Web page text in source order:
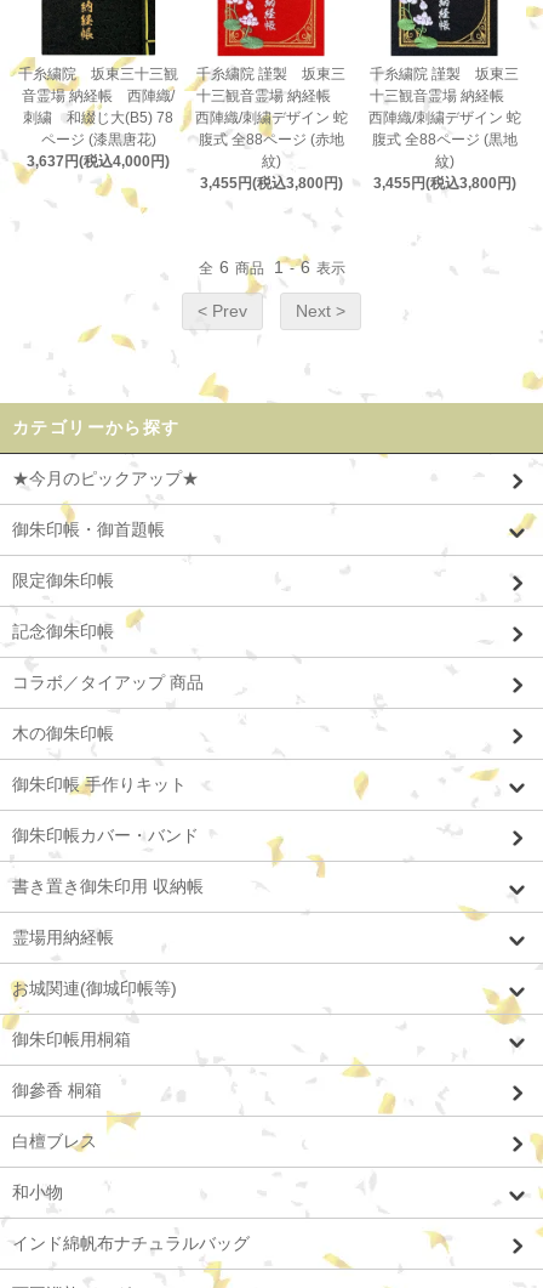
千糸繍院 坂東三十三観
音霊場 納経帳 西陣織/
刺繍 和綴じ大(B5) 78
ページ (漆黒唐花)
3,637円(税込4,000円)
千糸繍院 謹製 坂東三
十三観音霊場 納経帳
西陣織/刺繍デザイン 蛇
腹式 全88ページ (赤地
紋)
3,455円(税込3,800円)
千糸繍院 謹製 坂東三
十三観音霊場 納経帳
西陣織/刺繍デザイン 蛇
腹式 全88ページ (黒地
紋)
3,455円(税込3,800円)
全 6 商品 1 - 6 表示
< Prev Next >
カテゴリーから探す
★今月のピックアップ★
御朱印帳・御首題帳
限定御朱印帳
記念御朱印帳
コラボ／タイアップ 商品
木の御朱印帳
御朱印帳 手作りキット
御朱印帳カバー・バンド
書き置き御朱印用 収納帳
霊場用納経帳
お城関連(御城印帳等)
御朱印帳用桐箱
御參香 桐箱
白檀ブレス
和小物
インド綿帆布ナチュラルバッグ